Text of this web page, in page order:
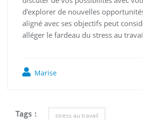
d’explorer de nouvelles
aligné avec ses objectifs peut
alléger le fardeau du stress au
Marise
Tags : stress au travail